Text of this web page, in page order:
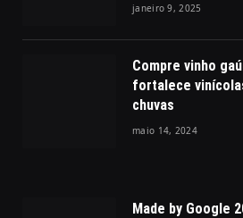
janeiro 9, 2025
Compre vinho
fortalece
chuvas
maio 14, 2024
Made by Google